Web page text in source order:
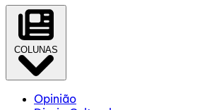
COLUNAS
Opinião